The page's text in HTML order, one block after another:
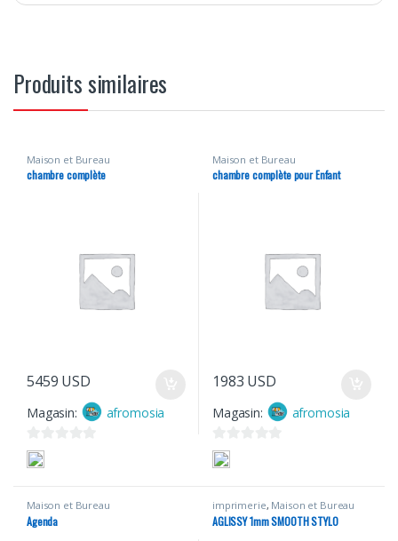
Produits similaires
Maison et Bureau
chambre complète
5459 USD
Magasin: afromosia
0
s
r
5
Maison et Bureau
chambre complète pour Enfant
1983 USD
Magasin: afromosia
0
s
r
5
Maison et Bureau
Agenda
imprimerie, Maison et Bureau
AGLISSY 1mm SMOOTH STYLO